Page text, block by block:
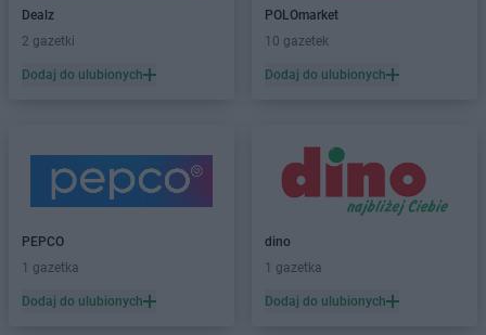
Dealz
2 gazetki
Dodaj do ulubionych
POLOmarket
10 gazetek
Dodaj do ulubionych
PEPCO
1 gazetka
Dodaj do ulubionych
dino
1 gazetka
Dodaj do ulubionych